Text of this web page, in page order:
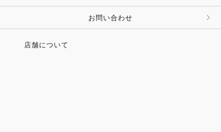
お問い合わせ
店舗について